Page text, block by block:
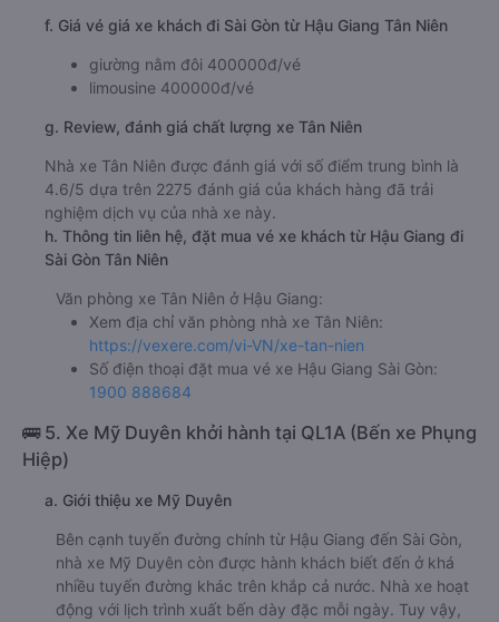
f. Giá vé giá xe khách đi Sài Gòn từ Hậu Giang Tân Niên
giường nằm đôi 400000đ/vé
limousine 400000đ/vé
g. Review, đánh giá chất lượng xe Tân Niên
Nhà xe Tân Niên được đánh giá với số điểm trung bình là
4.6/5 dựa trên 2275 đánh giá của khách hàng đã trải
nghiệm dịch vụ của nhà xe này.
h. Thông tin liên hệ, đặt mua vé xe khách từ Hậu Giang đi
Sài Gòn Tân Niên
Văn phòng xe Tân Niên ở Hậu Giang:
Xem địa chỉ văn phòng nhà xe Tân Niên:
https://vexere.com/vi-VN/xe-tan-nien
Số điện thoại đặt mua vé xe Hậu Giang Sài Gòn:
1900 888684
🚌 5. Xe Mỹ Duyên khởi hành tại QL1A (Bến xe Phụng
Hiệp)
a. Giới thiệu xe Mỹ Duyên
Bên cạnh tuyến đường chính từ Hậu Giang đến Sài Gòn,
nhà xe Mỹ Duyên còn được hành khách biết đến ở khá
nhiều tuyến đường khác trên khắp cả nước. Nhà xe hoạt
động với lịch trình xuất bến dày đặc mỗi ngày. Tuy vậy,